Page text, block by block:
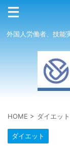
外国人労働者、技能
HOME > ダイエット
ダイエット